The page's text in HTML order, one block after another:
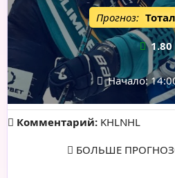
Прогноз:
1.80
Начало:
Комментарий: KHLNHL
БОЛЬШЕ